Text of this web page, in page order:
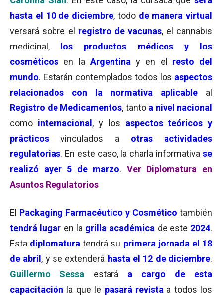
hasta el 10 de diciembre, todo de manera virtual
versará sobre el registro de vacunas, el cannabis
medicinal, los productos médicos y los
cosméticos en la Argentina y en el resto del
mundo. Estarán contemplados todos los aspectos
relacionados con la normativa aplicable
al
Registro de Medicamentos, tanto a nivel nacional
como internacional , y los aspectos teóricos y
prácticos vinculados a otras actividades
regulatorias. En este caso, la charla informativa se
realizó ayer 5 de marzo. Ver Diplomatura en
Asuntos Regulatorios
El Packaging Farmacéutico y Cosmético también
tendrá lugar en la grilla académica de este 2024.
Esta diplomatura tendrá su primera jornada el 18
de abril , y se extenderá hasta el 12 de diciembre.
Guillermo Sessa estará a cargo de esta
capacitación la que le pasará revista a todos los